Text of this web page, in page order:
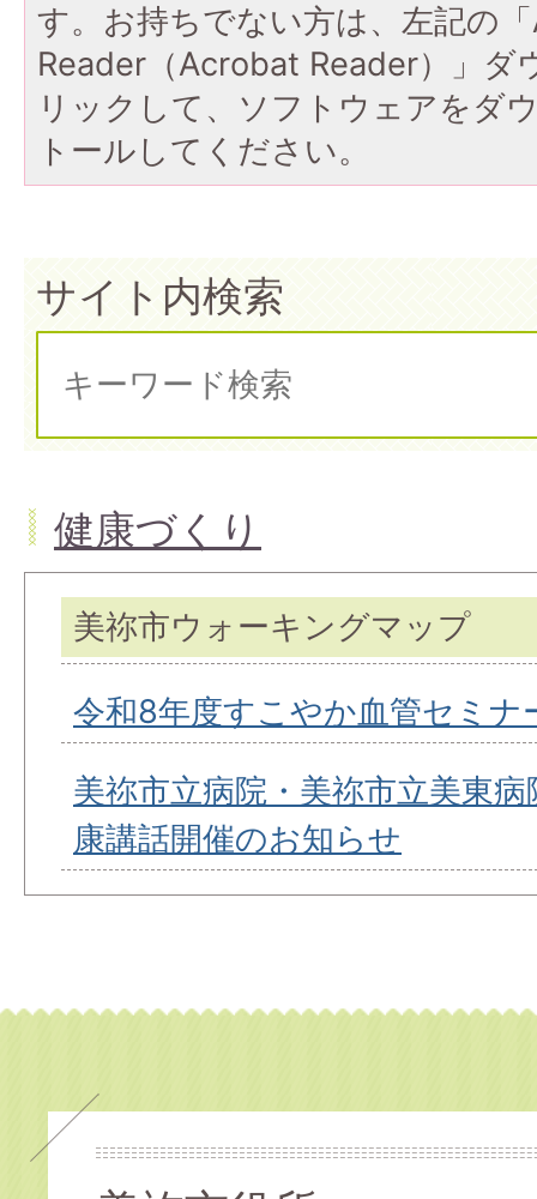
す。お持ちでない方は、左記の
Reader（Acrobat Reader）」ダ
リックして、ソフトウェアをダ
トールしてください。
サイト内検索
健康づくり
美祢市ウォーキングマップ
令和8年度すこやか血管セミナ
美祢市立病院・美祢市立美東
康講話開催のお知らせ